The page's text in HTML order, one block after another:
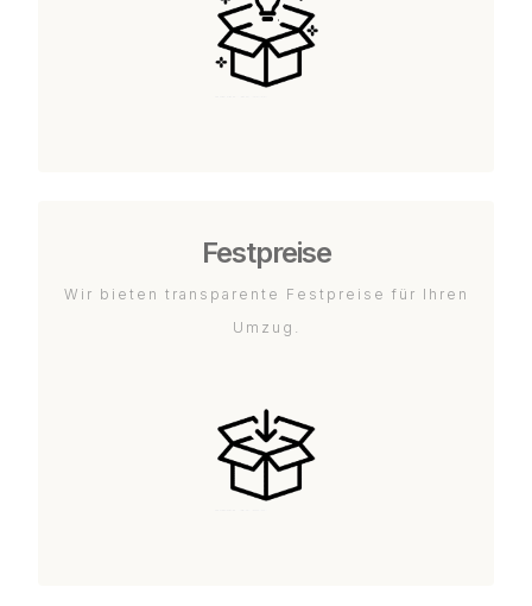
Festpreise
Wir bieten transparente Festpreise für Ihren
Umzug.